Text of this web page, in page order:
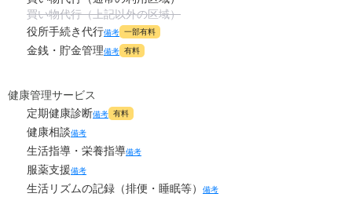
買い物代行（上記以外の区域）
役所手続き代行備考 一部有料
金銭・貯金管理備考 有料
健康管理サービス
定期健康診断備考 有料
健康相談備考
生活指導・栄養指導備考
服薬支援備考
生活リズムの記録（排便・睡眠等） 備考